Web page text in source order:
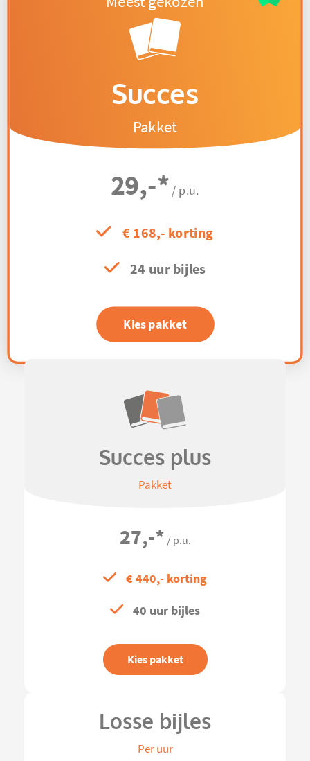
Succes
Pakket
29,-* / p.u.
€ 168,- korting
24 uur bijles
Kies pakket
Succes plus
Pakket
27,-* / p.u.
€ 440,- korting
40 uur bijles
Kies pakket
Losse bijles
Per uur